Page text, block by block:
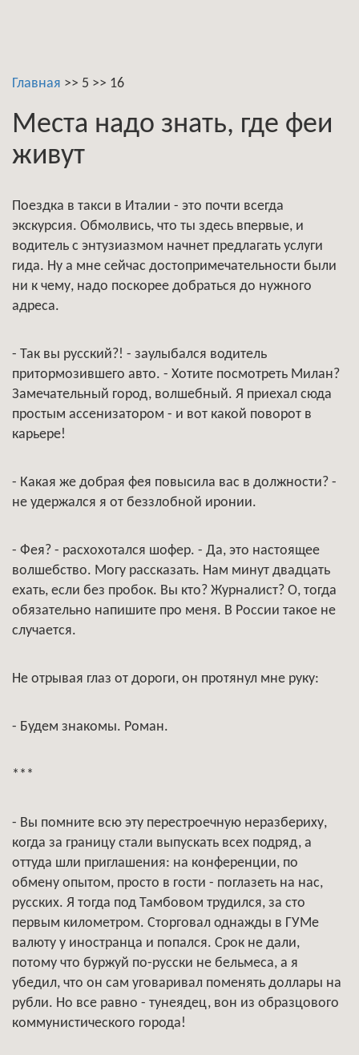
Главная >> 5 >> 16
Места надо знать, где феи
живут
Поездка в такси в Италии - это почти всегда
экскурсия. Обмолвись, что ты здесь впервые, и
водитель с энтузиазмом начнет предлагать услуги
гида. Ну а мне сейчас достопримечательности были
ни к чему, надо поскорее добраться до нужного
адреса.
- Так вы русский?! - заулыбался водитель
притормозившего авто. - Хотите посмотреть Милан?
Замечательный город, волшебный. Я приехал сюда
простым ассенизатором - и вот какой поворот в
карьере!
- Какая же добрая фея повысила вас в должности? -
не удержался я от беззлобной иронии.
- Фея? - расхохотался шофер. - Да, это настоящее
волшебство. Могу рассказать. Нам минут двадцать
ехать, если без пробок. Вы кто? Журналист? О, тогда
обязательно напишите про меня. В России такое не
случается.
Не отрывая глаз от дороги, он протянул мне руку:
- Будем знакомы. Роман.
***
- Вы помните всю эту перестроечную неразбериху,
когда за границу стали выпускать всех подряд, а
оттуда шли приглашения: на конференции, по
обмену опытом, просто в гости - поглазеть на нас,
русских. Я тогда под Тамбовом трудился, за сто
первым километром. Сторговал однажды в ГУМе
валюту у иностранца и попался. Срок не дали,
потому что буржуй по-русски не бельмеса, а я
убедил, что он сам уговаривал поменять доллары на
рубли. Но все равно - тунеядец, вон из образцового
коммунистического города!